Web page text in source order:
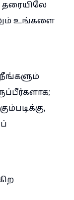
தரையிலே
உங்களை
நீங்களும்